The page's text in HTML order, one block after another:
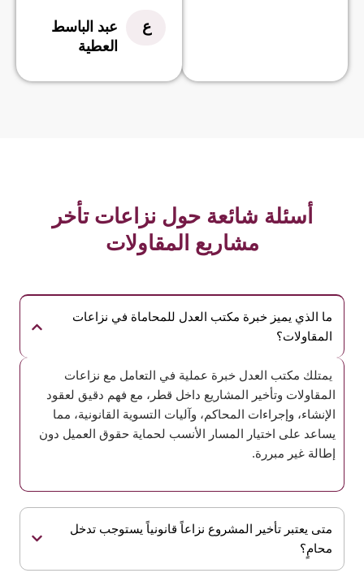
ع
عبد الباسط
العطية
أسئلة شائعة حول نزاعات تأخر
مشاريع المقاولات
ما الذي يميز خبرة مكتب العدل للمحاماة في نزاعات
المقاولات؟
يمتلك مكتب العدل خبرة عملية في التعامل مع نزاعات
المقاولات وتأخير المشاريع داخل قطر، مع فهم دقيق لعقود
الإنشاء، وإجراءات المحاكم، وآليات التسوية القانونية، مما
يساعد على اختيار المسار الأنسب لحماية حقوق العميل دون
إطالة غير مبررة.
متى يعتبر تأخير المشروع نزاعاً قانونياً يستوجب تدخل
محامٍ؟